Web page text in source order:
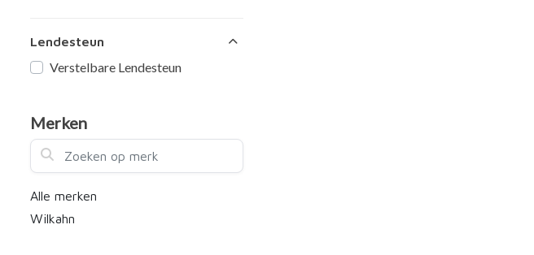
Lendesteun
Verstelbare Lendesteun
Merken
Zoeken op merk
Alle merken
Wilkahn